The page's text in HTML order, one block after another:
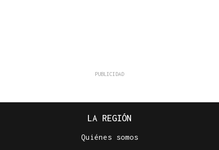
LA REGIÓN
Quiénes somos